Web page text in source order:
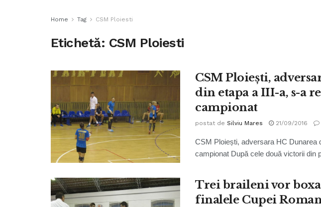
Home Tag CSM Ploiesti
Etichetă: CSM Ploiesti
CSM Ploiești,
din etapa a III-a, s-a
campionat
postat de Silviu Mares 21/09/2016
CSM Ploiești, adversara HC Dunarea
campionat După cele două victorii din
Trei braileni vor
finalele Cupei